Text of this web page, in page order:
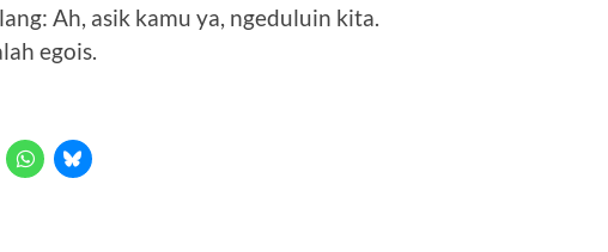
Ah, asik kamu ya, ngeduluin kita.
egois.